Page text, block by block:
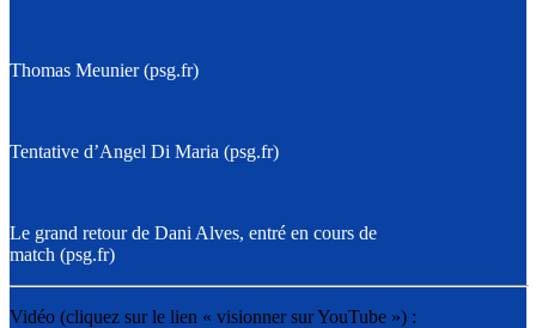
Thomas Meunier (psg.fr)
Tentative d’Angel Di Maria (psg.fr)
Le grand retour de Dani Alves, entré en cours de
match (psg.fr)
Vidéo (cliquez sur le lien « visionner sur YouTube ») :